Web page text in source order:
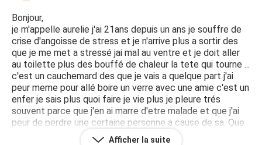
Bonjour,
je m'appelle aurelie j'ai 21ans depuis un ans je souffre de
crise d'angoisse de stress et je n'arrive plus a sortir des
que je me met a stressé jai mal au ventre et je doit aller
au toilette plus des bouffé de chaleur la tete qui tourne ...
c'est un cauchemard des que je vais a quelque part j'ai
peur meme pour allé boire un verre avec une amie c'est un
enfer je sais plus quoi faire je vie plus je pleure trés
souvent parce que j'en ai marre d'etre malade et que j'ai
peur de perdre une certaine personne a cause de sa. Que
doit je faire pour m'en sortir et vivre comme tout le
Afficher la suite